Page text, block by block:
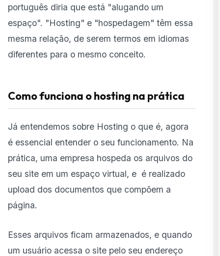
português diria que está "alugando um
espaço". "Hosting" e "hospedagem" têm essa
mesma relação, de serem termos em idiomas
diferentes para o mesmo conceito.
Como funciona o hosting na prática
Já entendemos sobre Hosting o que é, agora
é essencial entender o seu funcionamento. Na
prática, uma empresa hospeda os arquivos do
seu site em um espaço virtual, e é realizado
upload dos documentos que compõem a
página.
Esses arquivos ficam armazenados, e quando
um usuário acessa o site pelo seu endereço